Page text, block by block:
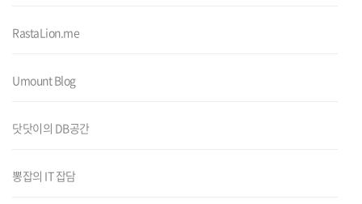
RastaLion.me
Umount Blog
닷닷이의 DB공간
뽕잡의 IT 잡담